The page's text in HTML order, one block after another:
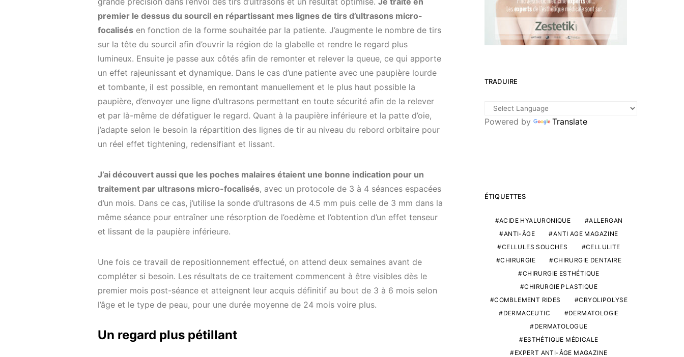
premier le dessus du sourcil en répartissant mes lignes de tirs d’ultrasons micro-
focalisés en fonction de la forme souhaitée par la patiente. J’augmente le nombre de tirs
sur la tête du sourcil afin d’ouvrir la région de la glabelle et rendre le regard plus
lumineux. Ensuite je passe aux côtés afin de remonter et relever la queue, ce qui apporte
un effet rajeunissant et dynamique. Dans le cas d’une patiente avec une paupière lourde
et tombante, il est possible, en remontant manuellement et le plus haut possible la
paupière, d’envoyer une ligne d’ultrasons permettant en toute sécurité afin de la relever
et par là-même de défatiguer le regard. Quant à la paupière inférieure et la patte d’oie,
j’adapte selon le besoin la répartition des lignes de tir au niveau du rebord orbitaire pour
un réel effet tightening, redensifiant et lissant.
J’ai découvert aussi que les poches malaires étaient une bonne indication pour un
traitement par ultrasons micro-focalisés, avec un protocole de 3 à 4 séances espacées
d’un mois. Dans ce cas, j’utilise la sonde d’ultrasons de 4.5 mm puis celle de 3 mm dans la
même séance pour entraîner une résorption de l’oedème et l’obtention d’un effet tenseur
et lissant de la paupière inférieure.
Une fois ce travail de repositionnement effectué, on attend deux semaines avant de
compléter si besoin. Les résultats de ce traitement commencent à être visibles dès le
premier mois post-séance et atteignent leur acquis définitif au bout de 3 à 6 mois selon
l’âge et le type de peau, pour une durée moyenne de 24 mois voire plus.
Un regard plus pétillant
TRADUIRE
Powered by Translate
ÉTIQUETTES
ACIDE HYALURONIQUE
ALLERGAN
ANTI-ÂGE
ANTI AGE MAGAZINE
CELLULES SOUCHES
CELLULITE
CHIRURGIE
CHIRURGIE DENTAIRE
CHIRURGIE ESTHÉTIQUE
CHIRURGIE PLASTIQUE
COMBLEMENT RIDES
CRYOLIPOLYSE
DERMACEUTIC
DERMATOLOGIE
DERMATOLOGUE
ESTHÉTIQUE MÉDICALE
EXPERT ANTI-ÂGE MAGAZINE